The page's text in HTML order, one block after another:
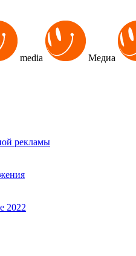
media Медиа
рекламы
2022